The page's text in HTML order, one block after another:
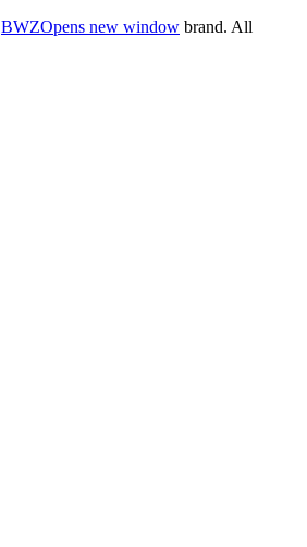
BWZOpens new window brand. All